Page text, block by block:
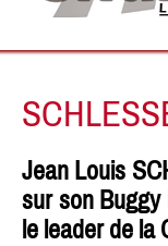
Jean Louis
sur son Buggy
le leader de la